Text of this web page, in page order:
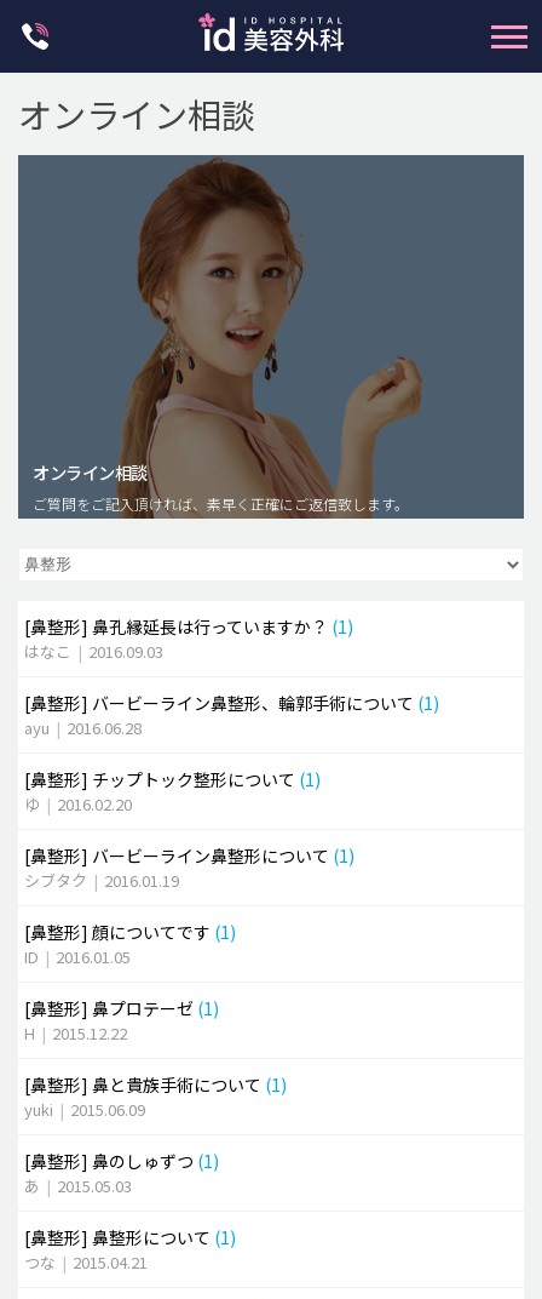
脂肪注入(アンチエイジング)
豊胸手術・バストアップ
メンズ整形
idリアルストーリー
idニュース
安全整形
ご相談のお問い合わせ
オンライン相談
オンライン相談
ご質問をご記入頂ければ、素早く正確にご返信致します。
[鼻整形] 鼻孔縁延長は行っていますか？ (1)
はなこ | 2016.09.03
[鼻整形] バービーライン鼻整形、輪郭手術について (1)
ayu | 2016.06.28
[鼻整形] チップトック整形について (1)
ゆ | 2016.02.20
[鼻整形] バービーライン鼻整形について (1)
シブタク | 2016.01.19
[鼻整形] 顔についてです (1)
ID | 2016.01.05
[鼻整形] 鼻プロテーゼ (1)
H | 2015.12.22
[鼻整形] 鼻と貴族手術について (1)
yuki | 2015.06.09
[鼻整形] 鼻のしゅずつ (1)
あ | 2015.05.03
[鼻整形] 鼻整形について (1)
つな | 2015.04.21